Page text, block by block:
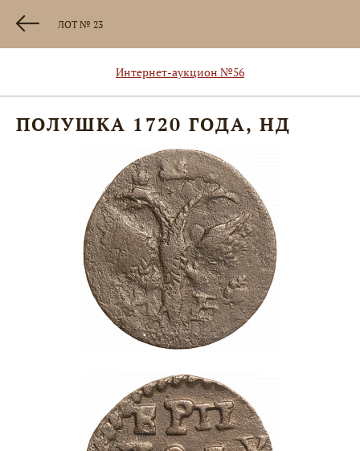
ЛОТ № 23
Интернет-аукцион №56
ПОЛУШКА 1720 ГОДА, НД